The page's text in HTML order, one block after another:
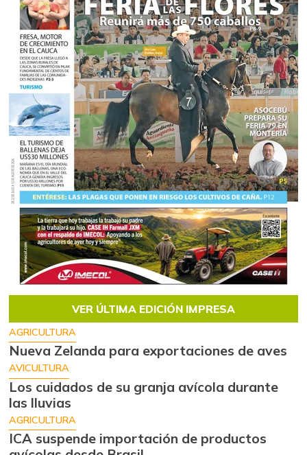
VER ÚLTIMA EDICIÓN IMPRESA
AGRICULTURA
Nueva Zelanda para exportaciones de aves
AVICULTURA
Los cuidados de su granja avícola durante
las lluvias
AGRICULTURA
ICA suspende importación de productos